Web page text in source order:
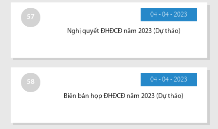
57 04 - 04 - 2023
Nghị quyết ĐHĐCĐ năm 2023 (Dự thảo)
58 04 - 04 - 2023
Biên bản họp ĐHĐCĐ năm 2023 (Dự thảo)